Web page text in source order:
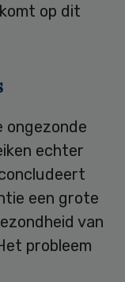
op dit
ongezonde
echter
een grote
van
probleem